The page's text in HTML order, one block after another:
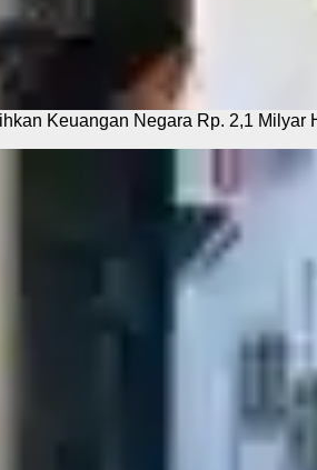
Keuangan Negara Rp. 2,1 Milyar